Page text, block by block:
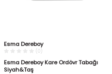
Esma Dereboy
(0)
Esma Dereboy Kare Ordövr Tabağı
Siyah&Taş